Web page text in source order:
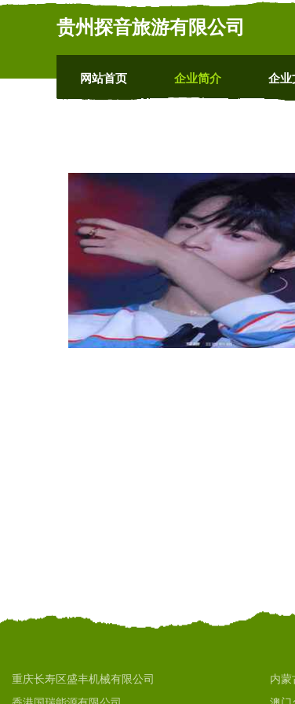
贵州探音旅游有限公司
网站首页 企业简介 企业
重庆长寿区盛丰机械有限公司 内蒙